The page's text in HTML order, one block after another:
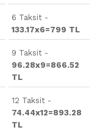
6 Taksit -
133.17x6=799 TL
9 Taksit -
96.28x9=866.52
TL
12 Taksit -
74.44x12=893.28
TL